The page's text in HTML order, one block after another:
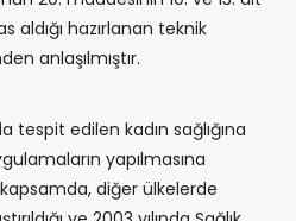
aldığı hazırlanan teknik
anlaşılmıştır.
tespit edilen kadın sağlığına
yapılmasına
diğer ülkelerde